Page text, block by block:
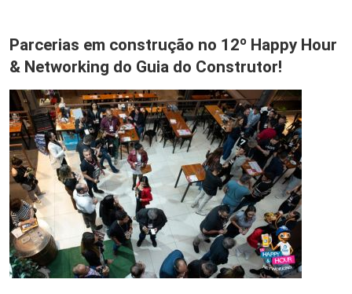
Parcerias em construção no 12º Happy Hour
& Networking do Guia do Construtor!